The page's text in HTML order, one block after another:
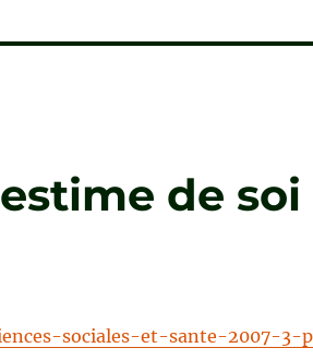
de
sociales-et-sante-2007-3-